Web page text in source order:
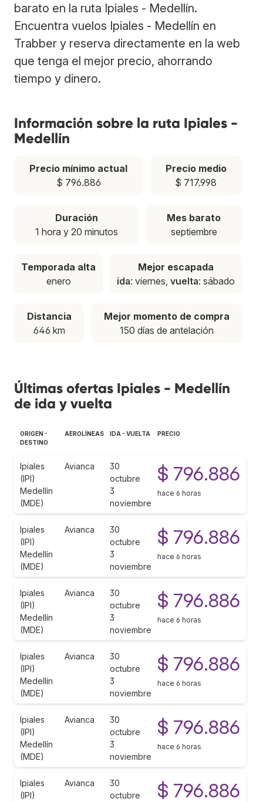
barato en la ruta Ipiales - Medellín.
Encuentra vuelos Ipiales - Medellín en
Trabber y reserva directamente en la web
que tenga el mejor precio, ahorrando
tiempo y dinero.
Información sobre la ruta Ipiales -
Medellín
Precio mínimo actual
$ 796.886
Precio medio
$ 717.998
Duración
1 hora y 20 minutos
Mes barato
septiembre
Temporada alta
enero
Mejor escapada
ida: viernes, vuelta: sábado
Distancia
646 km
Mejor momento de compra
150 días de antelación
Últimas ofertas Ipiales - Medellín
de ida y vuelta
ORIGEN -
DESTINO
AEROLÍNEAS IDA - VUELTA PRECIO
Ipiales
(IPI)
Medellín
(MDE)
Avianca
30
octubre
3
noviembre
$ 796.886
hace 6 horas
Ipiales
(IPI)
Medellín
(MDE)
Avianca
30
octubre
3
noviembre
$ 796.886
hace 6 horas
Ipiales
(IPI)
Medellín
(MDE)
Avianca
30
octubre
3
noviembre
$ 796.886
hace 6 horas
Ipiales
(IPI)
Medellín
(MDE)
Avianca
30
octubre
3
noviembre
$ 796.886
hace 6 horas
Ipiales
(IPI)
Medellín
(MDE)
Avianca
30
octubre
3
noviembre
$ 796.886
hace 6 horas
Ipiales
(IPI)
Avianca
30
octubre
$ 796.886